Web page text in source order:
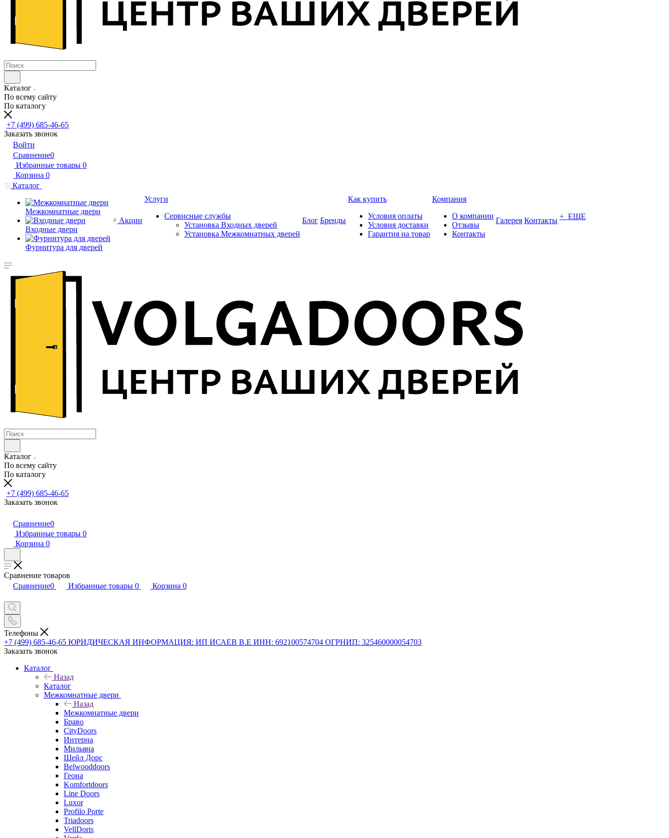
Каталог
По всему сайту
По каталогу
+7 (499) 685-46-65
Заказать звонок
Войти
Сравнение0
Избранные товары 0
Корзина 0
Каталог
Межкомнатные двери
Входные двери
Фурнитура для дверей
Акции
Услуги
Сервисные службы
Установка Входных дверей
Установка Межкомнатных дверей
Блог Бренды
Как купить
Условия оплаты
Условия доставки
Гарантия на товар
Компания
О компании
Отзывы
Контакты
Галерея Контакты + ЕЩЕ
Каталог
По всему сайту
По каталогу
+7 (499) 685-46-65
Заказать звонок
Сравнение0
Избранные товары 0
Корзина 0
Сравнение товаров
Сравнение0 Избранные товары 0 Корзина 0
Телефоны
+7 (499) 685-46-65 ЮРИДИЧЕСКАЯ ИНФОРМАЦИЯ: ИП ИСАЕВ В.Е ИНН: 692100574704 ОГРНИП: 325460000054703
Заказать звонок
Каталог
Назад
Каталог
Межкомнатные двери
Назад
Межкомнатные двери
Браво
CityDoors
Интерна
Мильяна
Шейл Дорс
Belwooddoors
Геона
Komfortdoors
Line Doors
Luxor
Profilo Porte
Triadoors
VellDoris